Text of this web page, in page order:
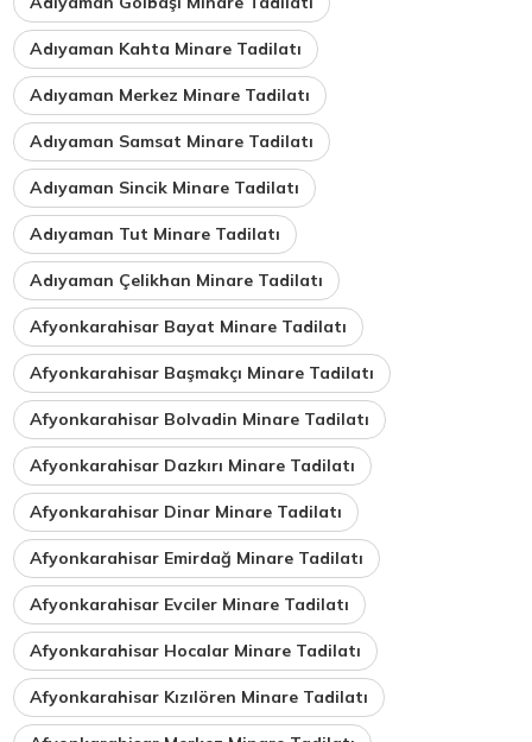
Adıyaman Kahta Minare Tadilatı
Adıyaman Merkez Minare Tadilatı
Adıyaman Samsat Minare Tadilatı
Adıyaman Sincik Minare Tadilatı
Adıyaman Tut Minare Tadilatı
Adıyaman Çelikhan Minare Tadilatı
Afyonkarahisar Bayat Minare Tadilatı
Afyonkarahisar Başmakçı Minare Tadilatı
Afyonkarahisar Bolvadin Minare Tadilatı
Afyonkarahisar Dazkırı Minare Tadilatı
Afyonkarahisar Dinar Minare Tadilatı
Afyonkarahisar Emirdağ Minare Tadilatı
Afyonkarahisar Evciler Minare Tadilatı
Afyonkarahisar Hocalar Minare Tadilatı
Afyonkarahisar Kızılören Minare Tadilatı